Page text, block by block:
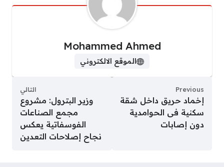
Mohammed Ahmed
الموقع الالكتروني
Previous
إخماد حريق داخل شقة
سكنية فى الحوامدية
دون إصابات
التالي
وزير البترول: مشروع
مجمع الصناعات
الفوسفاتية يعكس
نجاح إصلاحات التعدين